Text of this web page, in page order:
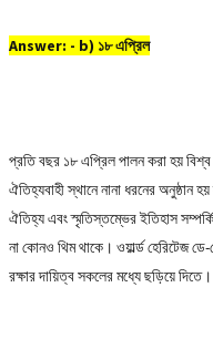
Answer: - b) ১৮ এপ্রিল
প্রতি বছর ১৮ এপ্রিল পালন করা হয়
ঐতিহ্যবাহী স্থানে নানা ধরনের অনুষ্ঠান
ঐতিহ্য এবং স্মৃতিস্তম্ভের ইতিহাস
না কোনও থিম থাকে। ওয়ার্ল্ড হেরিটেজ
রক্ষার দায়িত্ব সকলের মধ্যে ছড়িয়ে দিতে।